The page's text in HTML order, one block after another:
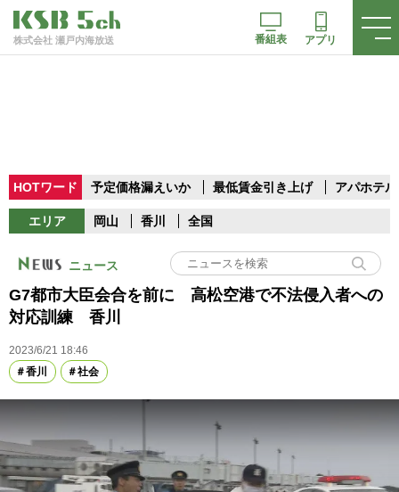
株式会社 瀬戸内海放送 番組表 アプリ
HOTワード 予定価格漏えいか 最低賃金引き上げ アパホテル
エリア 岡山 香川 全国
ニュース
G7都市大臣会合を前に 高松空港で不法侵入者への
対応訓練 香川
2023/6/21 18:46
香川
社会